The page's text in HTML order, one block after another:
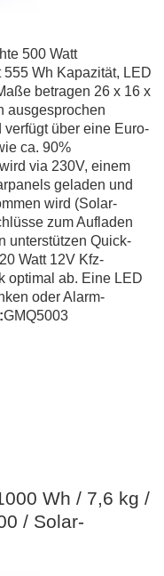
500 Watt
Wh Kapazität, LED
betragen 26 x 16 x
ausgesprochen
über eine Euro-
ca. 90%
via 230V, einem
geladen und
wird (Solar-
zum Aufladen
unterstützen Quick-
Watt 12V Kfz-
optimal ab. Eine LED
oder Alarm-
GMQ5003
Wh / 7,6 kg /
/ Solar-